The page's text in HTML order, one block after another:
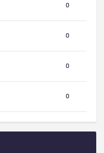
0
0
0
0